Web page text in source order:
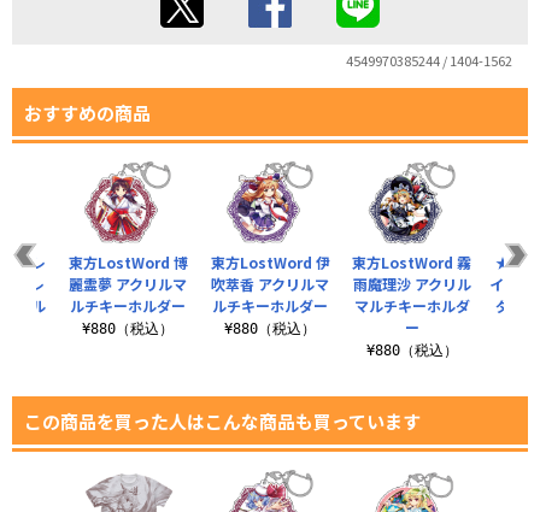
4549970385244 / 1404-1562
おすすめの商品
東方LostWord 伊
吹萃香 アクリルマ
ルチキーホルダー
¥880（税込）
東方LostWord 霧
雨魔理沙 アクリル
マルチキーホルダ
ー
¥880（税込）
★限
イヤホ
ダス
レ
ーレ
マル
東方LostWord 博
麗霊夢 アクリルマ
ルチキーホルダー
¥880（税込）
この商品を買った人はこんな商品も買っています